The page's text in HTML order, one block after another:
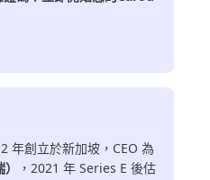
年創立於新加坡，CEO 為
，2021 年 Series E 後估